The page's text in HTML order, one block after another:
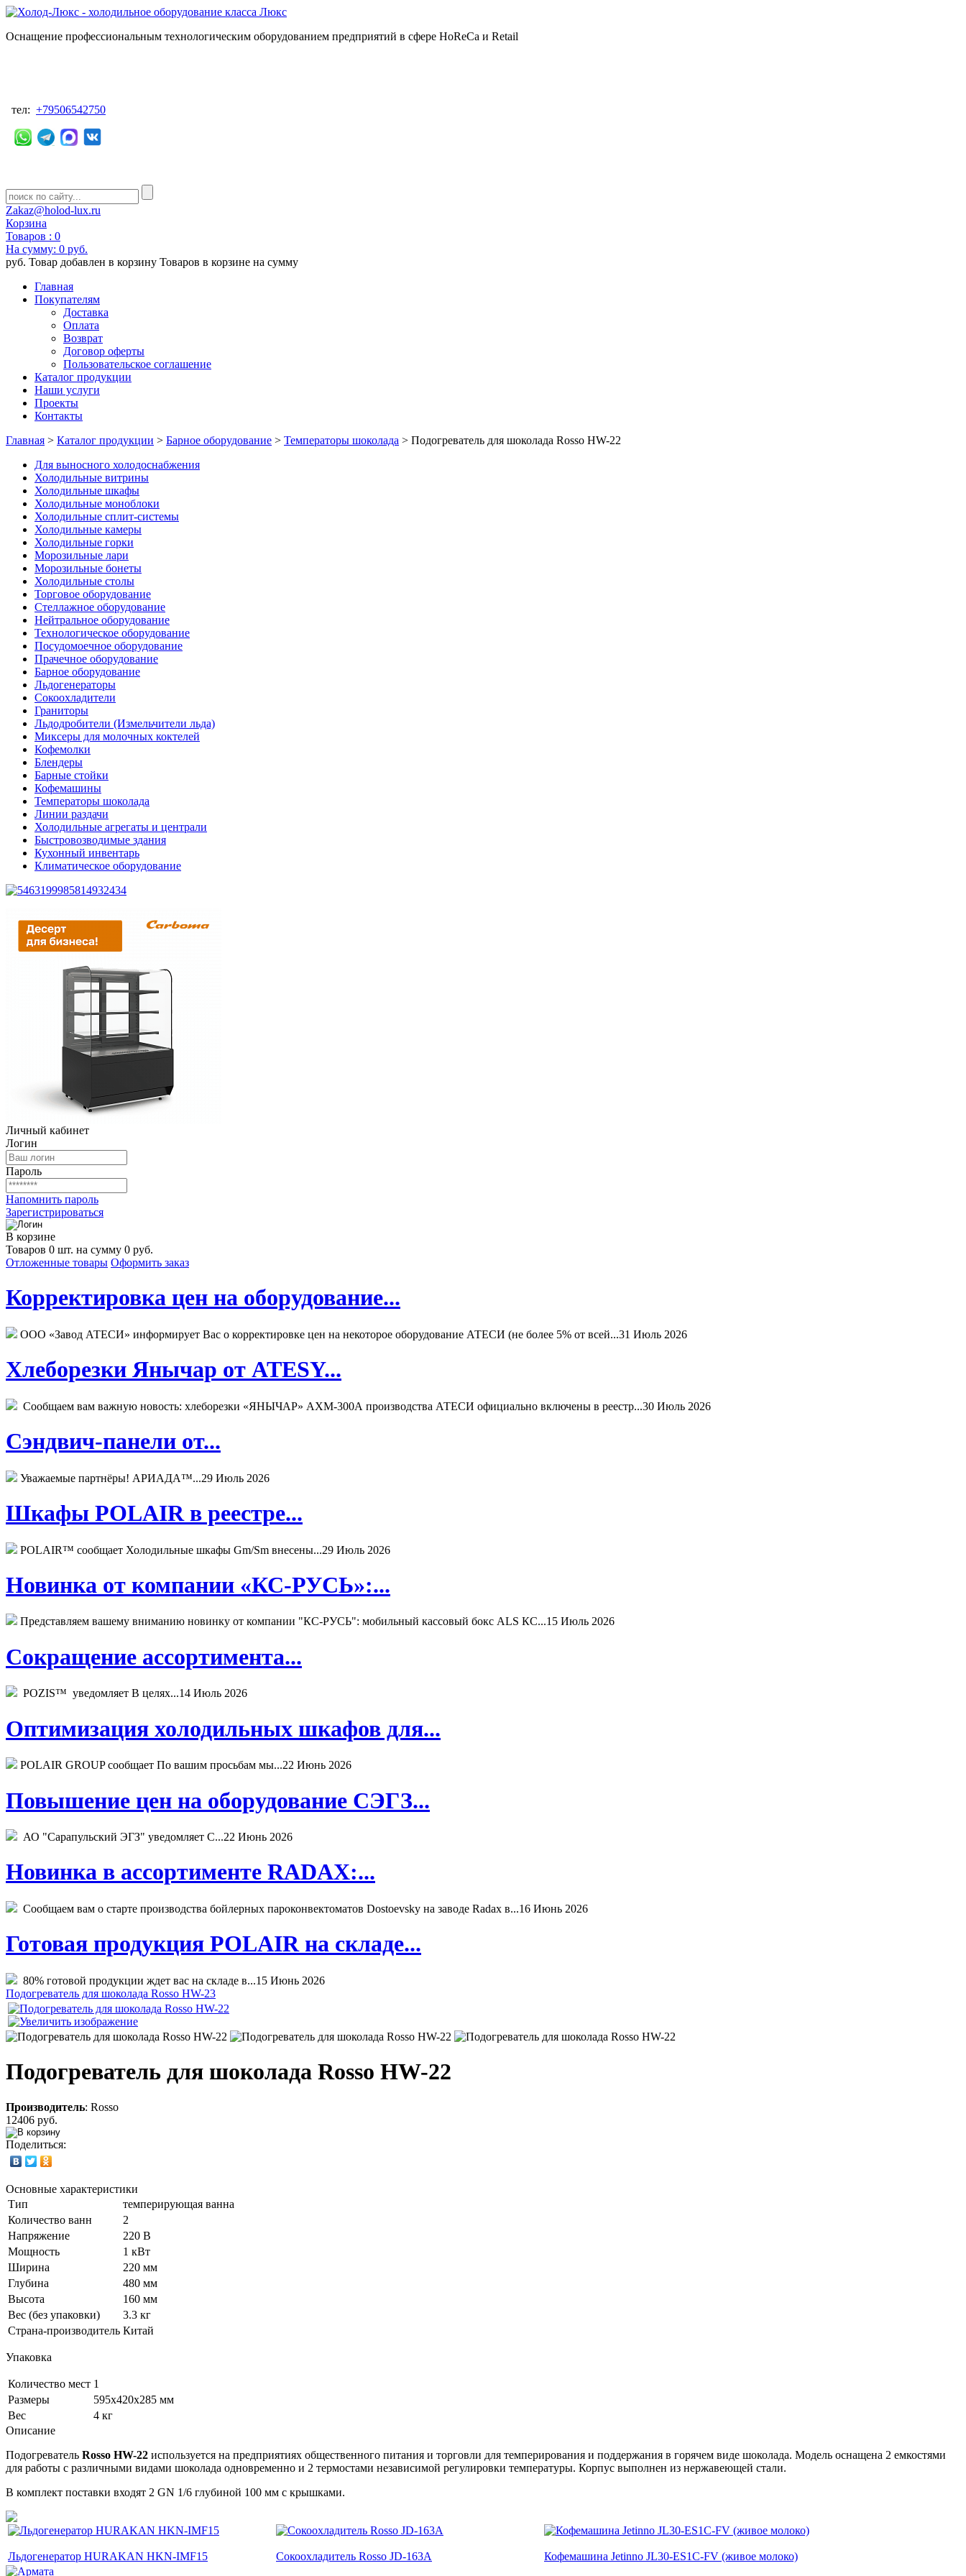
Оснащение профессиональным технологическим оборудованием предприятий в сфере HoReCa и Retail
тел: +79506542750
Zakaz@holod-lux.ru
Корзина
Товаров : 0
На сумму: 0 руб.
руб. Товар добавлен в корзину Товаров в корзине на сумму
Главная
Покупателям
Доставка
Оплата
Возврат
Договор оферты
Пользовательское соглашение
Каталог продукции
Наши услуги
Проекты
Контакты
Главная > Каталог продукции > Барное оборудование > Температоры шоколада > Подогреватель для шоколада Rosso HW-22
Для выносного холодоснабжения
Холодильные витрины
Холодильные шкафы
Холодильные моноблоки
Холодильные сплит-системы
Холодильные камеры
Холодильные горки
Морозильные лари
Морозильные бонеты
Холодильные столы
Торговое оборудование
Стеллажное оборудование
Нейтральное оборудование
Технологическое оборудование
Посудомоечное оборудование
Прачечное оборудование
Барное оборудование
Льдогенераторы
Сокоохладители
Граниторы
Льдодробители (Измельчители льда)
Миксеры для молочных коктелей
Кофемолки
Блендеры
Барные стойки
Кофемашины
Температоры шоколада
Линии раздачи
Холодильные агрегаты и централи
Быстровозводимые здания
Кухонный инвентарь
Климатическое оборудование
Личный кабинет
Логин
Пароль
Напомнить пароль
Зарегистрироваться
В корзине
Товаров 0 шт. на сумму 0 руб.
Отложенные товары Оформить заказ
Корректировка цен на оборудование...
ООО «Завод АТЕСИ» информирует Вас о корректировке цен на некоторое оборудование АТЕСИ (не более 5% от всей...31 Июль 2026
Хлеборезки Янычар от ATESY...
Сообщаем вам важную новость: хлеборезки «ЯНЫЧАР» АХМ-300А производства АТЕСИ официально включены в реестр...30 Июль 2026
Сэндвич-панели от...
Уважаемые партнёры! АРИАДА™...29 Июль 2026
Шкафы POLAIR в реестре...
POLAIR™ сообщает Холодильные шкафы Gm/Sm внесены...29 Июль 2026
Новинка от компании «КС-РУСЬ»:...
Представляем вашему вниманию новинку от компании "КС-РУСЬ": мобильный кассовый бокс ALS КС...15 Июль 2026
Сокращение ассортимента...
POZIS™ уведомляет В целях...14 Июль 2026
Оптимизация холодильных шкафов для...
POLAIR GROUP сообщает По вашим просьбам мы...22 Июнь 2026
Повышение цен на оборудование СЭГЗ...
АО "Сарапульский ЭГЗ" уведомляет С...22 Июнь 2026
Новинка в ассортименте RADAX:...
Сообщаем вам о старте производства бойлерных пароконвектоматов Dostoevsky на заводе Radax в...16 Июнь 2026
Готовая продукция POLAIR на складе...
80% готовой продукции ждет вас на складе в...15 Июнь 2026
Подогреватель для шоколада Rosso HW-23
Подогреватель для шоколада Rosso HW-22
Производитель: Rosso
12406 руб.
Поделиться:
Основные характеристики
Тип
темперирующая ванна
Количество ванн
2
Напряжение
220 В
Мощность
1 кВт
Ширина
220 мм
Глубина
480 мм
Высота
160 мм
Вес (без упаковки)
3.3 кг
Страна-производитель Китай
Упаковка
Количество мест 1
Размеры
595x420x285 мм
Вес
4 кг
Описание
Подогреватель Rosso HW-22 используется на предприятиях общественного питания и торговли для темперирования и поддержания в горячем виде шоколада. Модель оснащена 2 емкостями
для работы с различными видами шоколада одновременно и 2 термостами независимой регулировки температуры. Корпус выполнен из нержавеющей стали.
В комплект поставки входят 2 GN 1/6 глубиной 100 мм с крышками.
Льдогенератор HURAKAN HKN-IMF15 Сокоохладитель Rosso JD-163A Кофемашина Jetinno JL30-ES1C-FV (живое молоко)